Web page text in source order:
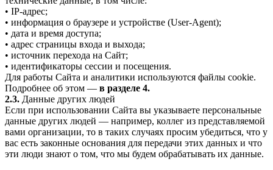
• IP-адрес;
• информация о браузере и устройстве (User-Agent);
• дата и время доступа;
• адрес страницы входа и выхода;
• источник перехода на Сайт;
• идентификаторы сессии и посещения.
Для работы Сайта и аналитики используются файлы cookie.
Подробнее об этом — в разделе 4.
2.3. Данные других людей
Если при использовании Сайта вы указываете персональные
данные других людей — например, коллег из представляемой
вами организации, то в таких случаях просим убедиться, что у
вас есть законные основания для передачи этих данных и что
эти люди знают о том, что мы будем обрабатывать их данные.